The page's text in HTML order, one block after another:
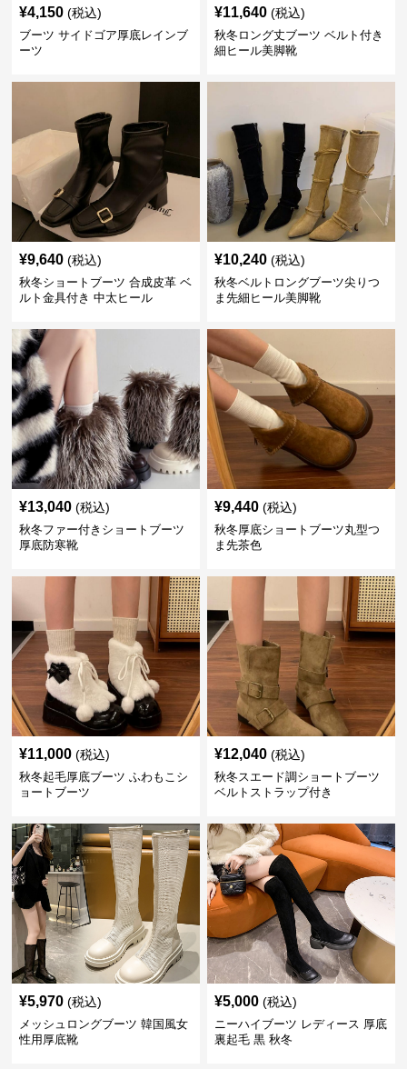
¥4,150 (税込)
ブーツ サイドゴア厚底レインブ
ーツ
¥11,640 (税込)
秋冬ロング丈ブーツ ベルト付き
細ヒール美脚靴
¥9,640 (税込)
秋冬ショートブーツ 合成皮革 ベ
ルト金具付き 中太ヒール
¥10,240 (税込)
秋冬ベルトロングブーツ尖りつ
ま先細ヒール美脚靴
¥13,040 (税込)
秋冬ファー付きショートブーツ
厚底防寒靴
¥9,440 (税込)
秋冬厚底ショートブーツ丸型つ
ま先茶色
¥11,000 (税込)
秋冬起毛厚底ブーツ ふわもこシ
ョートブーツ
¥12,040 (税込)
秋冬スエード調ショートブーツ
ベルトストラップ付き
¥5,970 (税込)
メッシュロングブーツ 韓国風女
性用厚底靴
¥5,000 (税込)
ニーハイブーツ レディース 厚底
裏起毛 黒 秋冬